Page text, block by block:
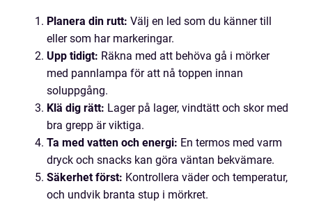
Planera din rutt: Välj en led som du känner till
eller som har markeringar.
Upp tidigt: Räkna med att behöva gå i mörker
med pannlampa för att nå toppen innan
soluppgång.
Klä dig rätt: Lager på lager, vindtätt och skor med
bra grepp är viktiga.
Ta med vatten och energi: En termos med varm
dryck och snacks kan göra väntan bekvämare.
Säkerhet först: Kontrollera väder och temperatur,
och undvik branta stup i mörkret.